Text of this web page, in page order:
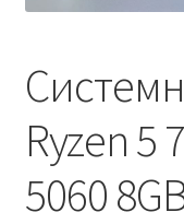
Ryzen 5
5060